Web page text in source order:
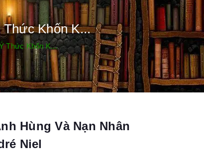
Khốn K...
Thức Khốn K...
Hùng Và Nạn Nhân
Niel